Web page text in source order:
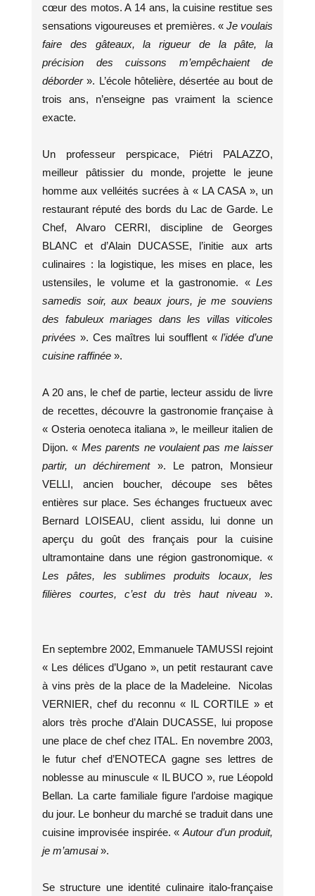
cœur des motos. A 14 ans, la cuisine restitue ses
sensations vigoureuses et premières. « Je voulais
faire des gâteaux, la rigueur de la pâte, la
précision des cuissons m’empêchaient de
déborder». L’école hôtelière, désertée au bout de
trois ans, n’enseigne pas vraiment la science
exacte.
Un professeur perspicace, Piétri PALAZZO,
meilleur pâtissier du monde, projette le jeune
homme aux velléités sucrées à « LA CASA », un
restaurant réputé des bords du Lac de Garde. Le
Chef, Alvaro CERRI, discipline de Georges
BLANC et d’Alain DUCASSE, l’initie aux arts
culinaires : la logistique, les mises en place, les
ustensiles, le volume et la gastronomie. « Les
samedis soir, aux beaux jours, je me souviens
des fabuleux mariages dans les villas viticoles
privées ». Ces maîtres lui soufflent «l’idée d’une
cuisine raffinée ».
A 20 ans, le chef de partie, lecteur assidu de livre
de recettes, découvre la gastronomie française à
« Osteria oenoteca italiana », le meilleur italien de
Dijon. « Mes parents ne voulaient pas me laisser
partir, un déchirement». Le patron, Monsieur
VELLI, ancien boucher, découpe ses bêtes
entières sur place. Ses échanges fructueux avec
Bernard LOISEAU, client assidu, lui donne un
aperçu du goût des français pour la cuisine
ultramontaine dans une région gastronomique. «
Les pâtes, les sublimes produits locaux, les
filières courtes, c’est du très haut niveau».
En septembre 2002, Emmanuele TAMUSSI rejoint
« Les délices d’Ugano », un petit restaurant cave
à vins près de la place de la Madeleine. Nicolas
VERNIER, chef du reconnu « IL CORTILE » et
alors très proche d’Alain DUCASSE, lui propose
une place de chef chez ITAL. En novembre 2003,
le futur chef d’ENOTECA gagne ses lettres de
noblesse au minuscule « IL BUCO », rue Léopold
Bellan. La carte familiale figure l’ardoise magique
du jour. Le bonheur du marché se traduit dans une
cuisine improvisée inspirée. «Autour d’un produit,
je m’amusai».
Se structure une identité culinaire italo-française